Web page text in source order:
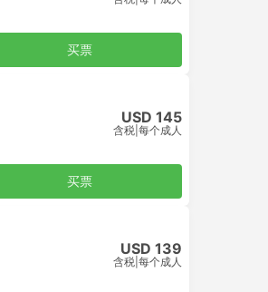
买票
USD 145
含税 每个成人
买票
USD 139
含税 每个成人